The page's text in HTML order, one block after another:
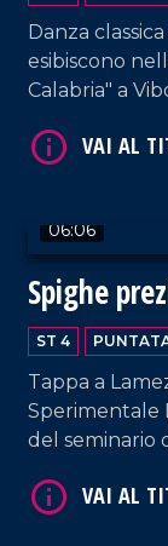
Danza
esibiscono
Calabria" a
06:06
Spighe
ST 4
Tappa a
Sperimentale
del seminario
VAI AL TITOLO